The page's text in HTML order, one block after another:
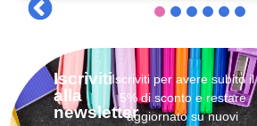
Iscriviti
alla
newsletter
Iscriviti per avere subito il
5% di sconto e restare
aggiornato su nuovi